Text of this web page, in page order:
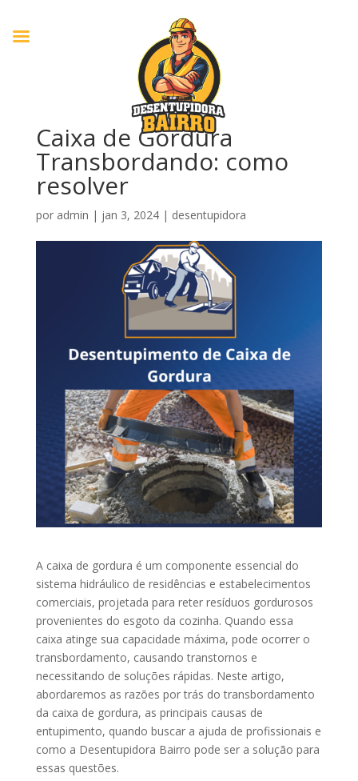
Caixa de Gordura
Transbordando: como
resolver
por admin | jan 3, 2024| desentupidora
A caixa de gordura é um componente essencial do
sistema hidráulico de residências e estabelecimentos
comerciais, projetada para reter resíduos gordurosos
provenientes do esgoto da cozinha. Quando essa
caixa atinge sua capacidade máxima, pode ocorrer o
transbordamento, causando transtornos e
necessitando de soluções rápidas. Neste artigo,
abordaremos as razões por trás do transbordamento
da caixa de gordura, as principais causas de
entupimento, quando buscar a ajuda de profissionais e
como a Desentupidora Bairro pode ser a solução para
essas questões.